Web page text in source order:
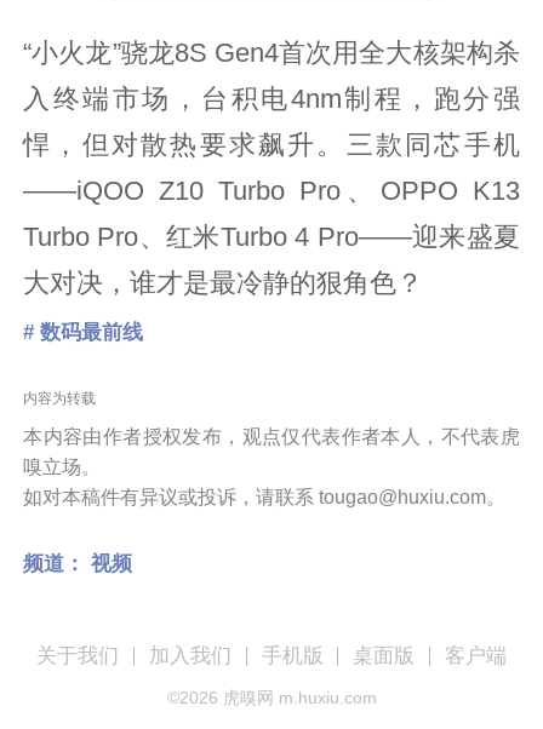
“小火龙”骁龙8S Gen4首次用全大核架构杀
入终端市场，台积电4nm制程，跑分强
悍，但对散热要求飙升。三款同芯手机
——iQOO Z10 Turbo Pro、OPPO K13
Turbo Pro、红米Turbo 4 Pro——迎来盛夏
大对决，谁才是最冷静的狠角色？
# 数码最前线
内容为转载
本内容由作者授权发布，观点仅代表作者本人，不代表虎
嗅立场。
如对本稿件有异议或投诉，请联系 tougao@huxiu.com。
频道： 视频
关于我们 加入我们 手机版 桌面版 客户端
©2026 虎嗅网 m.huxiu.com